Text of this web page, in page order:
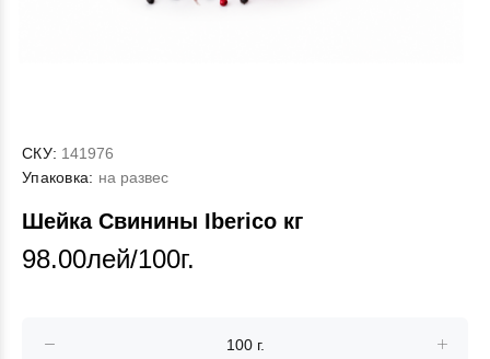
СКУ: 141976
Упаковка: на развес
Шейка Свинины Iberico кг
98.00лей/100г.